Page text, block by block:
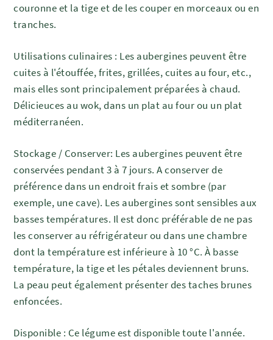
couronne et la tige et de les couper en morceaux ou en
tranches.
Utilisations culinaires : Les aubergines peuvent être
cuites à l'étouffée, frites, grillées, cuites au four, etc.,
mais elles sont principalement préparées à chaud.
Délicieuces au wok, dans un plat au four ou un plat
méditerranéen.
Stockage / Conserver: Les aubergines peuvent être
conservées pendant 3 à 7 jours. A conserver de
préférence dans un endroit frais et sombre (par
exemple, une cave). Les aubergines sont sensibles aux
basses températures. Il est donc préférable de ne pas
les conserver au réfrigérateur ou dans une chambre
dont la température est inférieure à 10 °C. À basse
température, la tige et les pétales deviennent bruns.
La peau peut également présenter des taches brunes
enfoncées.
Disponible : Ce légume est disponible toute l'année.